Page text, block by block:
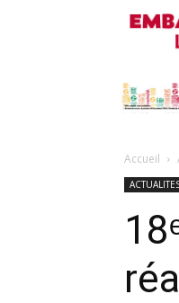
Accueil